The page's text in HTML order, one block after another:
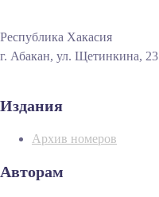
Республика Хакасия
г. Абакан, ул. Щетинкина, 23
Издания
Архив номеров
Авторам